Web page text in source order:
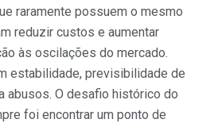
raramente possuem o mesmo
reduzir custos e aumentar
às oscilações do mercado.
estabilidade, previsibilidade de
abusos. O desafio histórico do
foi encontrar um ponto de